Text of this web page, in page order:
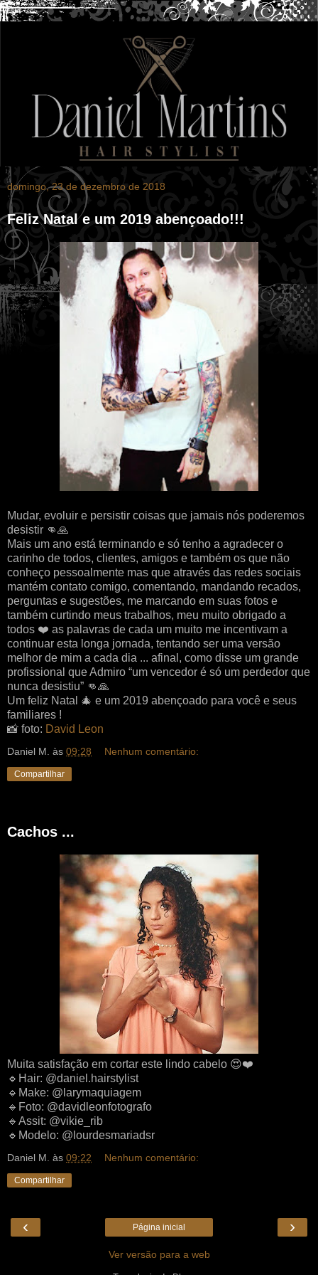
domingo, 23 de dezembro de 2018
Feliz Natal e um 2019 abençoado!!!
Mudar, evoluir e persistir coisas que jamais nós poderemos
desistir 👊🙏
Mais um ano está terminando e só tenho a agradecer o
carinho de todos, clientes, amigos e também os que não
conheço pessoalmente mas que através das redes sociais
mantém contato comigo, comentando, mandando recados,
perguntas e sugestões, me marcando em suas fotos e
também curtindo meus trabalhos, meu muito obrigado a
todos ❤️ as palavras de cada um muito me incentivam a
continuar esta longa jornada, tentando ser uma versão
melhor de mim a cada dia ... afinal, como disse um grande
profissional que Admiro “um vencedor é só um perdedor que
nunca desistiu” 👊🙏
Um feliz Natal 🎄 e um 2019 abençoado para você e seus
familiares !
📸 foto: David Leon
Daniel M. às 09:28 Nenhum comentário:
Compartilhar
Cachos ...
Muita satisfação em cortar este lindo cabelo 😍❤️
🔹 Hair: @daniel.hairstylist
🔹 Make: @larymaquiagem
🔹 Foto: @davidleonfotografo
🔹 Assit: @vikie_rib
🔹 Modelo: @lourdesmariadsr
Daniel M. às 09:22 Nenhum comentário:
Compartilhar
‹ ›
Página inicial
Ver versão para a web